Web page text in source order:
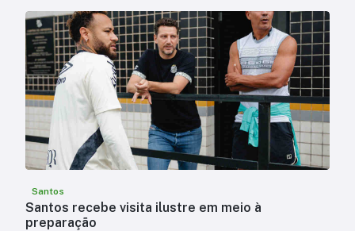
Santos
Santos recebe visita ilustre em meio à
preparação